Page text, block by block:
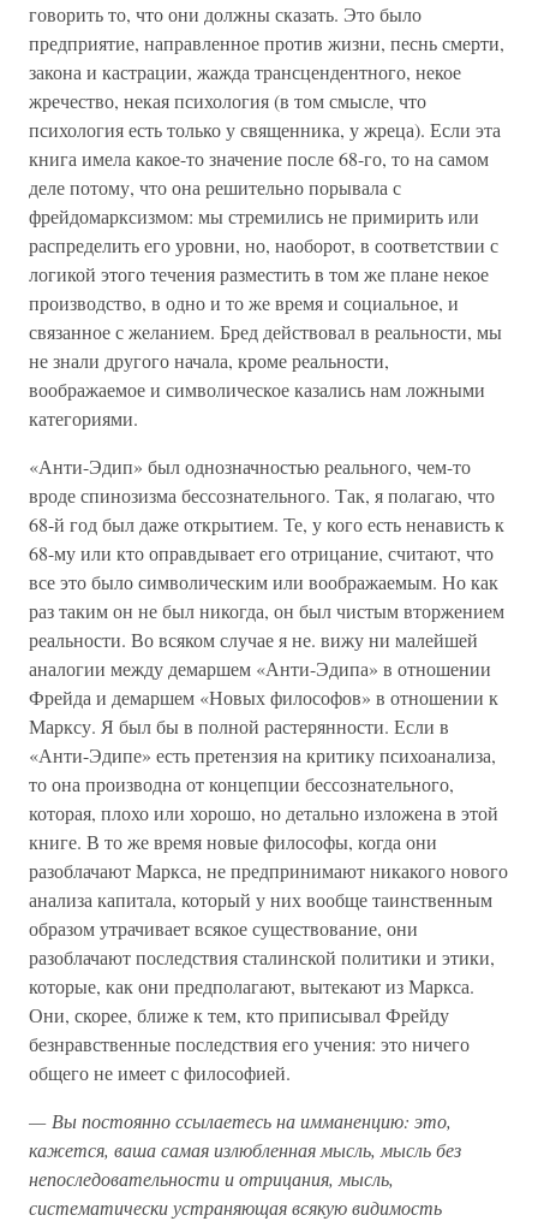
говорить то, что они должны сказать. Это было
предприятие, направленное против жизни, песнь смерти,
закона и кастрации, жажда трансцендентного, некое
жречество, некая психология (в том смысле, что
психология есть только у священника, у жреца). Если эта
книга имела какое-то значение после 68-го, то на самом
деле потому, что она решительно порывала с
фрейдомарксизмом: мы стремились не примирить или
распределить его уровни, но, наоборот, в соответствии с
логикой этого течения разместить в том же плане некое
производство, в одно и то же время и социальное, и
связанное с желанием. Бред действовал в реальности, мы
не знали другого начала, кроме реальности,
воображаемое и символическое казались нам ложными
категориями.
«Анти-Эдип» был однозначностью реального, чем-то
вроде спинозизма бессознательного. Так, я полагаю, что
68-й год был даже открытием. Те, у кого есть ненависть к
68-му или кто оправдывает его отрицание, считают, что
все это было символическим или воображаемым. Но как
раз таким он не был никогда, он был чистым вторжением
реальности. Во всяком случае я не. вижу ни малейшей
аналогии между демаршем «Анти-Эдипа» в отношении
Фрейда и демаршем «Новых философов» в отношении к
Марксу. Я был бы в полной растерянности. Если в
«Анти-Эдипе» есть претензия на критику психоанализа,
то она производна от концепции бессознательного,
которая, плохо или хорошо, но детально изложена в этой
книге. В то же время новые философы, когда они
разоблачают Маркса, не предпринимают никакого нового
анализа капитала, который у них вообще таинственным
образом утрачивает всякое существование, они
разоблачают последствия сталинской политики и этики,
которые, как они предполагают, вытекают из Маркса.
Они, скорее, ближе к тем, кто приписывал Фрейду
безнравственные последствия его учения: это ничего
общего не имеет с философией.
— Вы постоянно ссылаетесь на имманенцию: это,
кажется, ваша самая излюбленная мысль, мысль без
непоследовательности и отрицания, мысль,
систематически устраняющая всякую видимость